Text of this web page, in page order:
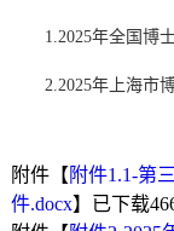
1.2025年全国博
2.2025年上海市
附件【 附件1.1-第
件.docx】已下载